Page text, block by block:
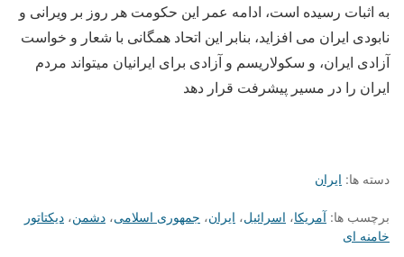
به اثبات رسیده است، ادامه عمر این حکومت هر روز بر ویرانی و
نابودی ایران می افزاید، بنابر این اتحاد همگانی با شعار و خواست
آزادی ایران، و سکولاریسم و آزادی برای ایرانیان میتواند مردم
ایران را در مسیر پیشرفت قرار دهد
دسته ها: ایران
برچسب ها: آمریکا، اسرائیل، ایران، جمهوری اسلامی، دشمن، دیکتاتور
خامنه ای